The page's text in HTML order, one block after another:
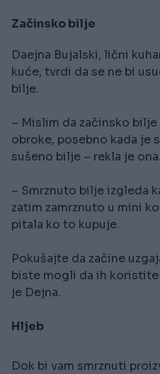
Začinsko bilje
Daejna Bujalski, lični
kuće, tvrdi da se ne bi
bilje.
– Mislim da začinsko
obroke, posebno kada je
sušeno bilje – rekla je ona.
– Smrznuto bilje izgleda
zatim zamrznuto u mini
pitala ko to kupuje.
Pokušajte da začine
biste mogli da ih koristite
je Dejna.
Hljeb
Dok bi vam smrznuti